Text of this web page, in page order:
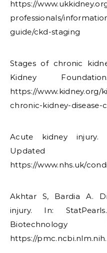
https://
professionals/
guide/ckd-staging
Stages of chronic
Kidney
https://www.kidney.org/
chronic-kidney-disease-
Acute kidney injury.
https://www.nhs.uk/
Akhtar S, Bardia A.
injury. In:
Biotechnology
https://